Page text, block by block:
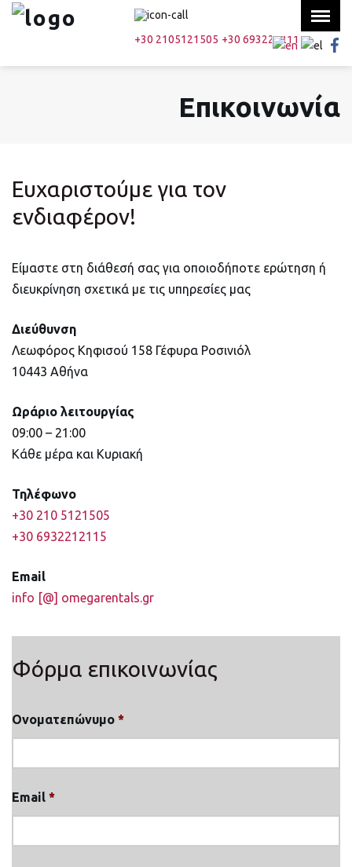
Menu ×
Ο στόλος μας
Επικοινωνία
+30 2105121505 +30 6932212115
Επικοινωνία
Ευχαριστούμε για τον
ενδιαφέρον!
Είμαστε στη διάθεσή σας για οποιοδήποτε ερώτηση ή
διευκρίνηση σχετικά με τις υπηρεσίες μας
Διεύθυνση
Λεωφόρος Κηφισού 158 Γέφυρα Ροσινιόλ
10443 Αθήνα
Ωράριο λειτουργίας
09:00 – 21:00
Κάθε μέρα και Κυριακή
Τηλέφωνο
+30 210 5121505
+30 6932212115
Email
info [@] omegarentals.gr
Φόρμα επικοινωνίας
Ονοματεπώνυμο *
Email *